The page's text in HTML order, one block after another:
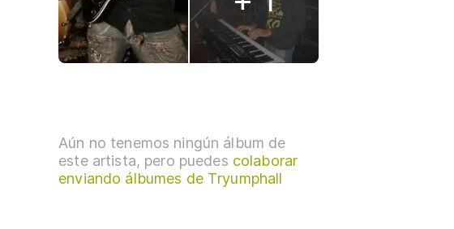
Aún no tenemos ningún álbum de
este artista, pero puedes colaborar
enviando álbumes de Tryumphall